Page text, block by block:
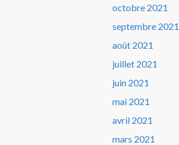
octobre 2021
septembre 2021
août 2021
juillet 2021
juin 2021
mai 2021
avril 2021
mars 2021